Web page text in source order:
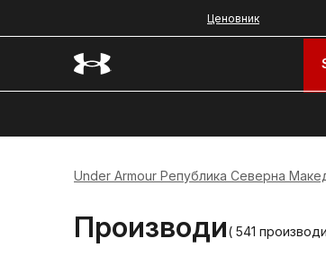
Ценовник
Under Armour Република Северна
Производи( 541